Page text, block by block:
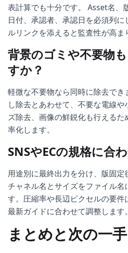
表計算でも十分です。 Asset名、
日付、承認者、承認日を必須列に
ルリンクを添えると監査性が高ま
背景のゴミや不要物
すか？
軽微な不要物なら同時に除去で
し除去とあわせて、不要な電線
ズ除去、画像の鮮鋭化も行える
率化します。
SNSやECの規格に合
用途別に最終出力を分け、版固定
チャネル名とサイズをファイル名
す。圧縮率や長辺ピクセルの要
最新ガイドに合わせて調整します。
まとめと次の一手